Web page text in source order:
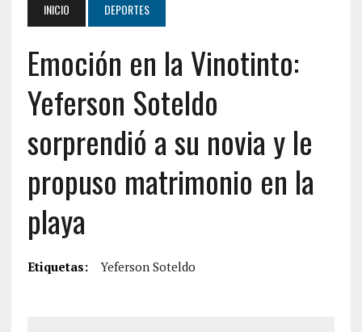
INICIO DEPORTES
Emoción en la Vinotinto:
Yeferson Soteldo
sorprendió a su novia y le
propuso matrimonio en la
playa
Etiquetas: Yeferson Soteldo